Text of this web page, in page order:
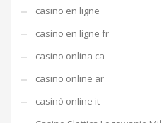
casino en ligne
casino en ligne fr
casino onlina ca
casino online ar
casinò online it